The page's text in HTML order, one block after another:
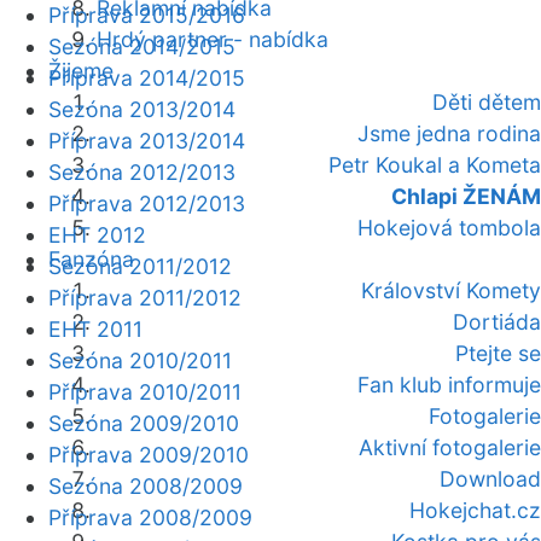
Reklamní nabídka
Hrdý partner - nabídka
Žijeme
Děti dětem
Jsme jedna rodina
Petr Koukal a Kometa
Chlapi ŽENÁM
Hokejová tombola
Fanzóna
Království Komety
Dortiáda
Ptejte se
Fan klub informuje
Fotogalerie
Aktivní fotogalerie
Download
Hokejchat.cz
Příprava 2015/2016
Sezóna 2014/2015
Příprava 2014/2015
Sezóna 2013/2014
Příprava 2013/2014
Sezóna 2012/2013
Příprava 2012/2013
EHT 2012
Sezóna 2011/2012
Příprava 2011/2012
EHT 2011
Sezóna 2010/2011
Příprava 2010/2011
Sezóna 2009/2010
Příprava 2009/2010
Sezóna 2008/2009
Příprava 2008/2009